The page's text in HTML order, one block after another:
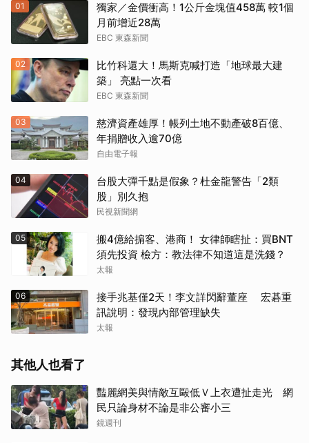
01
獨家／金價衝高！1公斤金塊值458萬 較1個
月前增近28萬
EBC 東森新聞
02
比竹科還大！馬斯克喊打造「地球最大建
築」 亮點一次看
EBC 東森新聞
03
慈濟資產雄厚！帳列土地不動產破8百億、
年捐贈收入逾70億
自由電子報
04
台股大彈千點是假象？杜金龍警告「2類
股」別久抱
民視新聞網
05
搬4億給掮客、港商！ 女律師瞎扯：買BNT
須先投資 檢方：教法律不知道這是洗錢？
太報
06
接手兆基僅2天！李文詳閃辭董座 宏碁重
訊說明：發現內部管理缺失
太報
其他人也看了
豔麗網美與情敵互毆低Ｖ上衣遭扯走光 網
民只論身材不論是非公審小三
鏡週刊